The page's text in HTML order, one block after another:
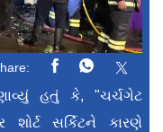
હતું કે, "ચર્ચગેટ
શોર્ટ સર્કિટને કારણે